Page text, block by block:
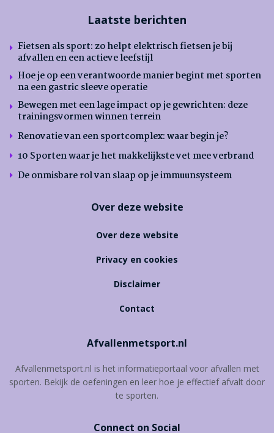
Laatste berichten
Fietsen als sport: zo helpt elektrisch fietsen je bij
afvallen en een actieve leefstijl
Hoe je op een verantwoorde manier begint met sporten
na een gastric sleeve operatie
Bewegen met een lage impact op je gewrichten: deze
trainingsvormen winnen terrein
Renovatie van een sportcomplex: waar begin je?
10 Sporten waar je het makkelijkste vet mee verbrand
De onmisbare rol van slaap op je immuunsysteem
Over deze website
Over deze website
Privacy en cookies
Disclaimer
Contact
Afvallenmetsport.nl
Afvallenmetsport.nl is het informatieportaal voor afvallen met
sporten. Bekijk de oefeningen en leer hoe je effectief afvalt door
te sporten.
Connect on Social